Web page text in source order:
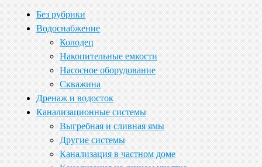
Без рубрики
Водоснабжение
Колодец
Накопительные емкости
Насосное оборудование
Скважина
Дренаж и водосток
Канализационные системы
Выгребная и сливная ямы
Другие системы
Канализация в частном доме